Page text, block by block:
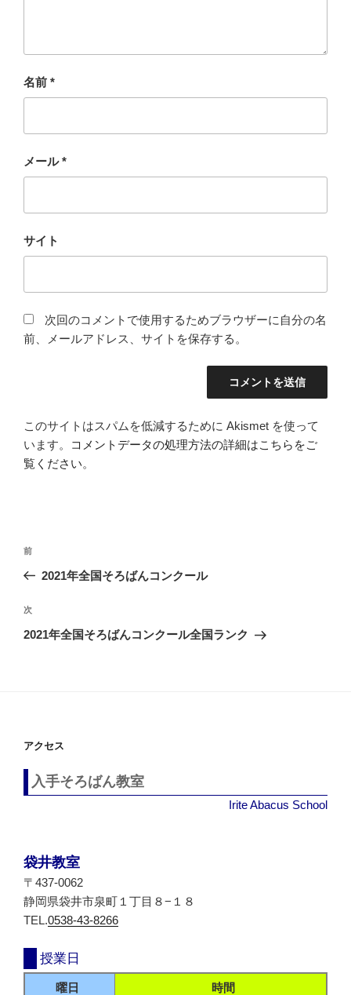
名前 *
メール*
サイト
次回のコメントで使用するためブラウザーに自分の名
前、メールアドレス、サイトを保存する。
このサイトはスパムを低減するために Akismet を使って
います。
コメントデータの処理方法の詳細はこちらをご
覧ください。
投
ビ
ゲ
過
去
投
稿
前
2021年全国そろばんコンクール
次
の
次
2021年全国そろばんコンクール全国ランク
アクセス
入手そろばん教室
Irite Abacus School
袋井教室
〒437-0062
静岡県袋井市泉町１丁目８−１８
TEL.0538-43-8266
授業日
曜日 時間